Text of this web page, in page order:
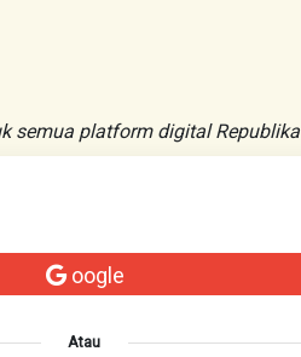
semua platform digital Republika
oogle
Atau